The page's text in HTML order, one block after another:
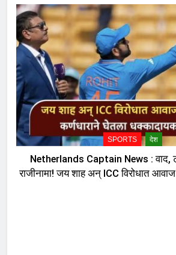
SPORTS देश
Netherlands Captain News :
राजीनामा! जय शाह अन् ICC विरोधात आवाज